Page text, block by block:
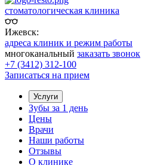
стоматологическая клиника
Ижевск:
адреса клиник и режим работы
многоканальный заказать звонок
+7 (3412) 312-100
Записаться на прием
Услуги
Зубы за 1 день
Цены
Врачи
Наши работы
Отзывы
О клинике